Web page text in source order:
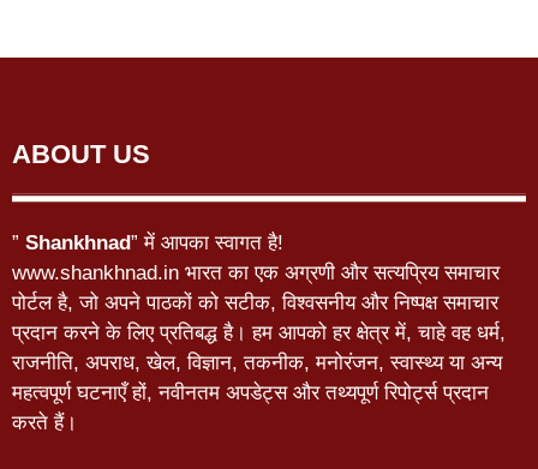
ABOUT US
” Shankhnad” में आपका स्वागत है!
www.shankhnad.in भारत का एक अग्रणी और सत्यप्रिय समाचार
पोर्टल है, जो अपने पाठकों को सटीक, विश्वसनीय और निष्पक्ष समाचार
प्रदान करने के लिए प्रतिबद्ध है। हम आपको हर क्षेत्र में, चाहे वह धर्म,
राजनीति, अपराध, खेल, विज्ञान, तकनीक, मनोरंजन, स्वास्थ्य या अन्य
महत्वपूर्ण घटनाएँ हों, नवीनतम अपडेट्स और तथ्यपूर्ण रिपोर्ट्स प्रदान
करते हैं।